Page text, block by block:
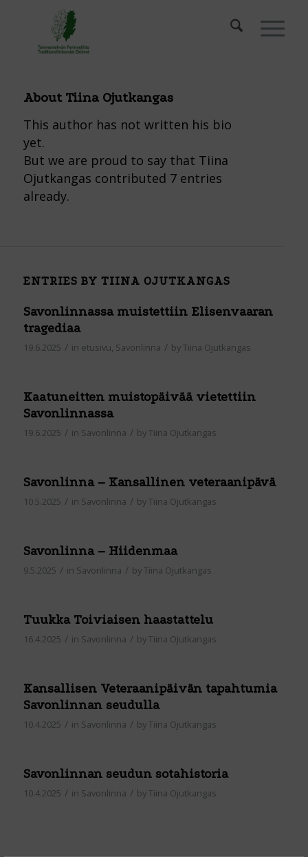
About Tiina Ojutkangas
This author has not written his bio
yet.
But we are proud to say that Tiina
Ojutkangas contributed 7 entries
already.
ENTRIES BY TIINA OJUTKANGAS
Savonlinnassa muistettiin Elisenvaaran
tragediaa
19.6.2025 / in etusivu Savonlinna / byTiina Ojutkangas
Kaatuneitten muistopäivää vietettiin
Savonlinnassa
19.6.2025 / in Savonlinna / byTiina Ojutkangas
Savonlinna – Kansallinen veteraanipävä
10.5.2025 / in Savonlinna / byTiina Ojutkangas
Savonlinna – Hiidenmaa
9.5.2025 / in Savonlinna / byTiina Ojutkangas
Tuukka Toiviaisen haastattelu
16.4.2025 / in Savonlinna / byTiina Ojutkangas
Kansallisen Veteraanipäivän tapahtumia
Savonlinnan seudulla
10.4.2025 / in Savonlinna / byTiina Ojutkangas
Savonlinnan seudun sotahistoria
10.4.2025 / in Savonlinna / byTiina Ojutkangas